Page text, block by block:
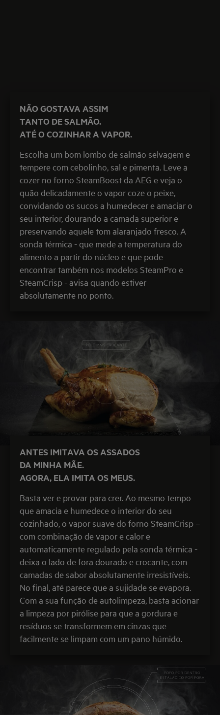
NÃO GOSTAVA ASSIM
TANTO DE SALMÃO.
ATÉ O COZINHAR A VAPOR.
Escolha um bom lombo de salmão selvagem e
tempere com cebolinho, sal e pimenta. Leve a
cozer no forno SteamBoost da AEG e veja o
quão delicadamente o vapor coze o peixe,
convidando os sucos a humedecer e amaciar o
seu interior, dourando a camada superior e
preservando aquele tom alaranjado fresco. A
sonda térmica - que mede a temperatura do
alimento a partir do núcleo e que pode
encontrar também nos modelos SteamPro e
SteamCrisp - avisa quando estiver
absolutamente no ponto.
ANTES IMITAVA OS ASSADOS
DA MINHA MÃE.
AGORA, ELA IMITA OS MEUS.
Basta ver e provar para crer. Ao mesmo tempo
que amacia e humedece o interior do seu
cozinhado, o vapor suave do forno SteamCrisp –
com combinação de vapor e calor e
automaticamente regulado pela sonda térmica -
deixa o lado de fora dourado e crocante, com
camadas de sabor absolutamente irresistíveis.
No final, até parece que a sujidade se evapora.
Com a sua função de autolimpeza, basta acionar
a limpeza por pirólise para que a gordura e
resíduos se transformem em cinzas que
facilmente se limpam com um pano húmido.